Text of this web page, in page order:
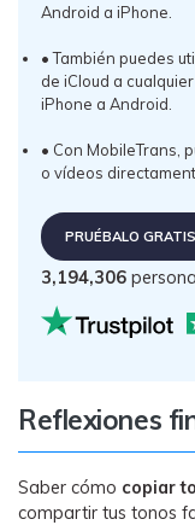
Android a iPhone.
• También puedes
de iCloud a
iPhone a Android.
• Con MobileTrans,
o vídeos
PRUÉBALO GRATIS󠀲󠀩󠀡󠀠󠀡󠀠󠀣󠀥󠀳
3,194,307
Reflexiones
Saber cómo copiar
compartir tus tonos